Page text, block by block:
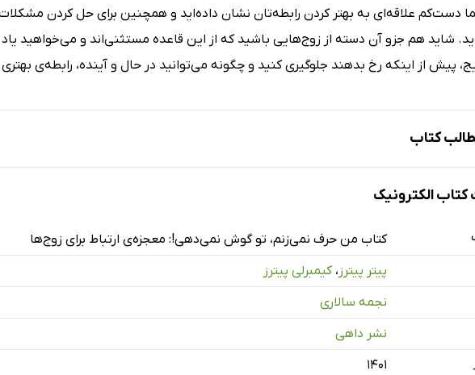
دست‌کم علاقه‌ای به بهتر کردن رابطه‌تان نشان داده‌اید و همچنین برای حل کردن
شاید هم جزو آن دسته از زوج‌هایی باشید که از این قاعده مستثنی‌اند و می‌خواهید یاد
پیش از اینکه رخ بدهند جلوگیری کنید و چگونه می‌توانید در حال و آینده، رابطه‌ی
کتاب
ارتباط از اهمیت زیادی برخوردار است
از حدّ به رابطه
شوید
ویژگی است که می‌توانید داشته باشید
الکترونیک
کتاب من حرف نمی‌زنم، تو گوش نمی‌دهی!: معجزه‌ی ارتباط برای زوج‌ها
پیتر پیترز ،کیمبرلی پیترز
نجمه سالاری
نشر داهی
۱۴۰۱